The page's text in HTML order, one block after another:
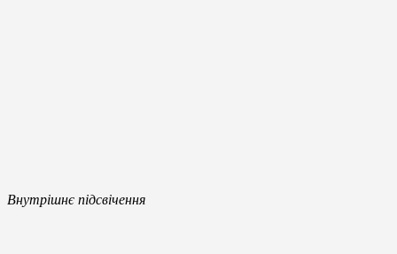
Внутрішнє підсвічення